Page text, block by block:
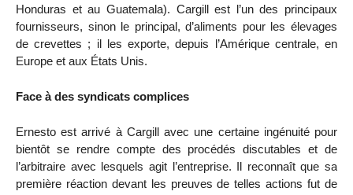
Honduras et au Guatemala). Cargill est l’un des principaux
fournisseurs, sinon le principal, d’aliments pour les élevages
de crevettes ; il les exporte, depuis l’Amérique centrale, en
Europe et aux États Unis.
Face à des syndicats complices
Ernesto est arrivé à Cargill avec une certaine ingénuité pour
bientôt se rendre compte des procédés discutables et de
l’arbitraire avec lesquels agit l’entreprise. Il reconnaît que sa
première réaction devant les preuves de telles actions fut de